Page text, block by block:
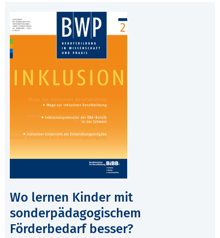
Wo lernen Kinder mit
sonderpädagogischem
Förderbedarf besser?